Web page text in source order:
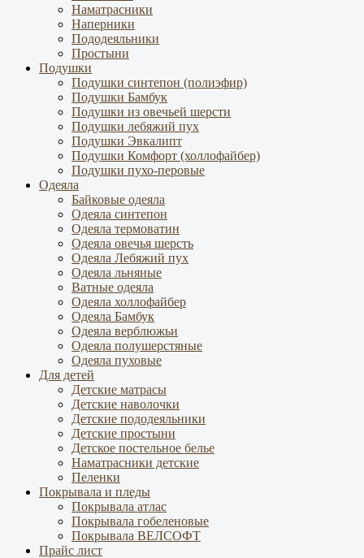
Наматрасники
Наперники
Пододеяльники
Простыни
Подушки
Подушки синтепон (полиэфир)
Подушки Бамбук
Подушки из овечьей шерсти
Подушки лебяжий пух
Подушки Эвкалипт
Подушки Комфорт (холлофайбер)
Подушки пухо-перовые
Одеяла
Байковые одеяла
Одеяла синтепон
Одеяла термоватин
Одеяла овечья шерсть
Одеяла Лебяжий пух
Одеяла льняные
Ватные одеяла
Одеяла холлофайбер
Одеяла Бамбук
Одеяла верблюжьи
Одеяла полушерстяные
Одеяла пуховые
Для детей
Детские матрасы
Детские наволочки
Детские пододеяльники
Детские простыни
Детское постельное белье
Наматрасники детские
Пеленки
Покрывала и пледы
Покрывала атлас
Покрывала гобеленовые
Покрывала ВЕЛСОФТ
Прайс лист